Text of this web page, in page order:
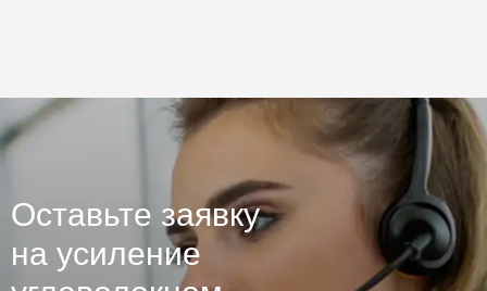
Оставьте заявку
на усиление